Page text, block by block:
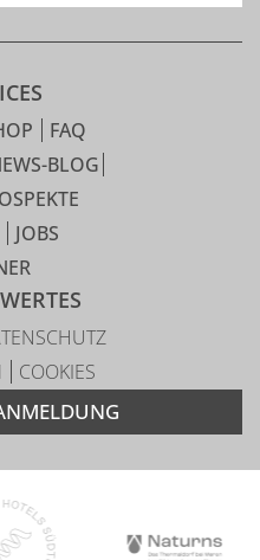
FAQ
BLOG
JOBS
COOKIES